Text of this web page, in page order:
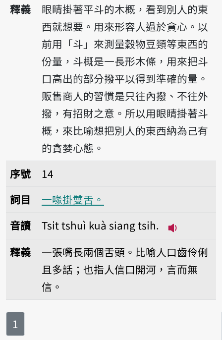
釋義
眼睛掛著平斗的木概，看到別人的東
西就想要。用來形容人過於貪心。以
前用「斗」來測量穀物豆類等東西的
份量，斗概是一長形木條，用來把斗
口高出的部分撥平以得到準確的量。
販售商人的習慣是只往內撥、不往外
撥，有招財之意。所以用眼睛掛著斗
概，來比喻想把別人的東西納為己有
的貪婪心態。
序號14一喙掛雙舌。
序號
14
詞目
一喙掛雙舌。
音讀
Tsi̍t tshuì kuà siang tsi̍h.
釋義
一張嘴長兩個舌頭。比喻人口齒伶俐
且多話；也指人信口開河，言而無
信。
第
1